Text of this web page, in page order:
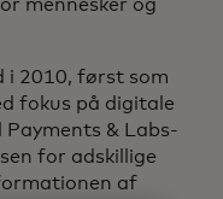
mennesker og
i 2010, først som
fokus på digitale
& Labs-
for adskillige
af